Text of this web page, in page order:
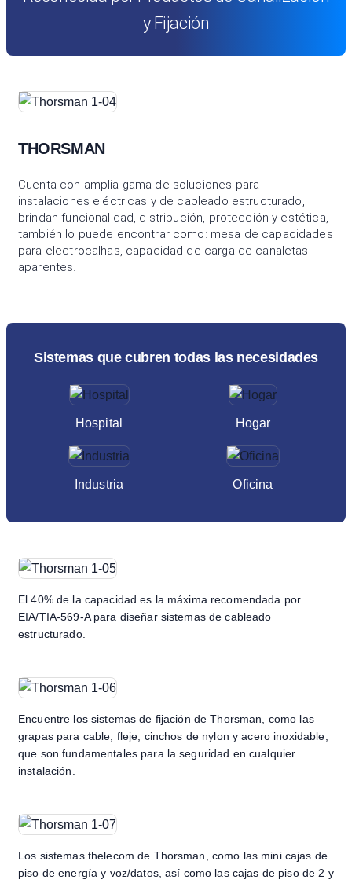
y Fijación
THORSMAN
Cuenta con amplia gama de soluciones para
instalaciones eléctricas y de cableado estructurado,
brindan funcionalidad, distribución, protección y estética,
también lo puede encontrar como: mesa de capacidades
para electrocalhas, capacidad de carga de canaletas
aparentes.
Sistemas que cubren todas las necesidades
Hospital Hogar
Industria Oficina
El 40% de la capacidad es la máxima recomendada por
EIA/TIA-569-A para diseñar sistemas de cableado
estructurado.
Encuentre los sistemas de fijación de Thorsman, como las
grapas para cable, fleje, cinchos de nylon y acero inoxidable,
que son fundamentales para la seguridad en cualquier
instalación.
Los sistemas thelecom de Thorsman, como las mini cajas de
piso de energía y voz/datos, así como las cajas de piso de 2 y